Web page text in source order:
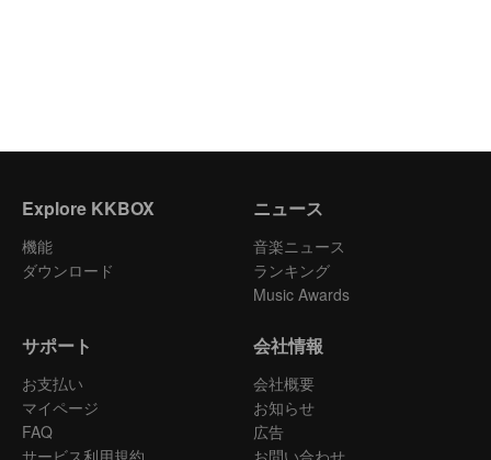
Explore KKBOX
機能
ダウンロード
ニュース
音楽ニュース
ランキング
Music Awards
サポート
お支払い
マイページ
FAQ
サービス利用規約
会社情報
会社概要
お知らせ
広告
お問い合わせ